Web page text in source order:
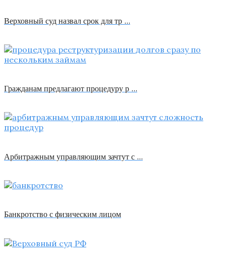
Верховный суд назвал срок для тр …
Гражданам предлагают процедуру р …
Арбитражным управляющим зачтут с …
Банкротство с физическим лицом